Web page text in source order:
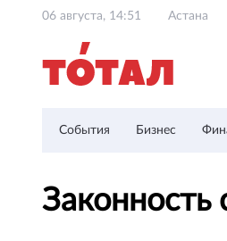
06 августа, 14:51 Астана
События Бизнес
Законность